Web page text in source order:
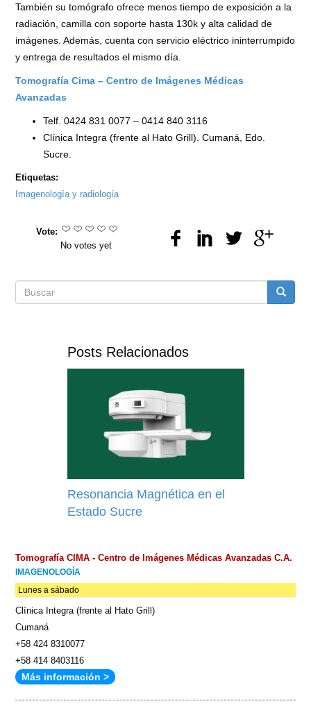
También su tomógrafo ofrece menos tiempo de exposición a la
radiación, camilla con soporte hasta 130k y alta calidad de
imágenes. Además, cuenta con servicio eléctrico ininterrumpido
y entrega de resultados el mismo día.
Tomografía Cima – Centro de Imágenes Médicas
Avanzadas
Telf. 0424 831 0077 – 0414 840 3116
Clínica Integra (frente al Hato Grill). Cumaná, Edo.
Sucre.
Etiquetas:
Imagenología y radiología
Vote:
No votes yet
Formulario
búsqueda
Posts Relacionados
Resonancia Magnética en el
Estado Sucre
Tomografía CIMA - Centro de Imágenes Médicas Avanzadas C.A.
IMAGENOLOGÍA
Lunes a sábado
Clínica Integra (frente al Hato Grill)
Cumaná
+58 424 8310077
+58 414 8403116
Más información >